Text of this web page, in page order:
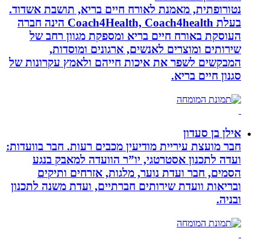
נטורופתית, מאמנת לאורח חיים בריא, תושבת אשדוד.
בעלת Coach4Health, Coach4health הינה חברה
העוסקת באורח חיים בריא ומספקת מגוון רחב של
שירותים ומוצרים לאנשים, ארגונים ומוסדות,
המבקשים לשפר את איכות חייהם ולאמץ עקרונות של
סגנון חיים בריא.
אילן בן סעדון
חבר מועצת עיריית מודיעין מכבים רעות. חבר בוועדות:
ועדה לתכנון אסטרטגי, יו”ר הוועדה למאבק בנגע
הסמים, חבר ועדת נוער, מלגות, אזרחים ותיקים
ובריאות וועדת שירותים חברתיים, ועדת משנה לתכנון
ובניה.